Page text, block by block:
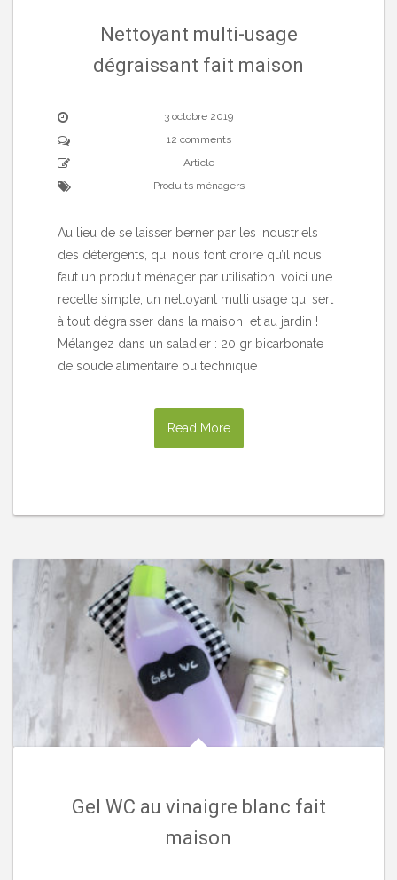
Nettoyant multi-usage
dégraissant fait maison
3 octobre 2019
12 comments
Article
Produits ménagers
Au lieu de se laisser berner par les industriels
des détergents, qui nous font croire qu’il nous
faut un produit ménager par utilisation, voici une
recette simple, un nettoyant multi usage qui sert
à tout dégraisser dans la maison et au jardin !
Mélangez dans un saladier : 20 gr bicarbonate
de soude alimentaire ou technique
Read More
Gel WC au vinaigre blanc fait
maison